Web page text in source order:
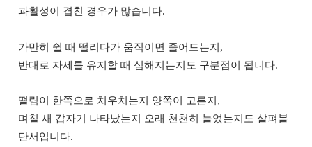
과활성이 겹친 경우가 많습니다.
가만히 쉴 때 떨리다가 움직이면 줄어드는지,
반대로 자세를 유지할 때 심해지는지도 구분점이 됩니다.
떨림이 한쪽으로 치우치는지 양쪽이 고른지,
며칠 새 갑자기 나타났는지 오래 천천히 늘었는지도 살펴볼
단서입니다.